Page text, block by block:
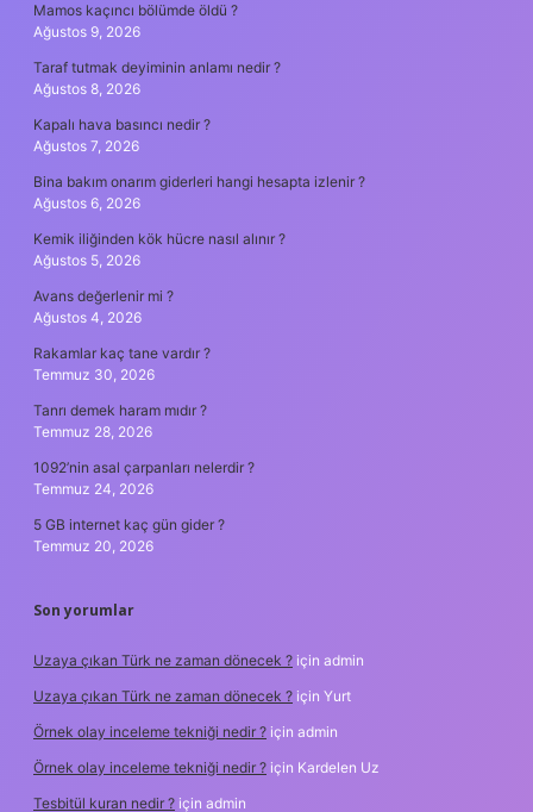
Mamos kaçıncı bölümde öldü ?
Ağustos 9, 2026
Taraf tutmak deyiminin anlamı nedir ?
Ağustos 8, 2026
Kapalı hava basıncı nedir ?
Ağustos 7, 2026
Bina bakım onarım giderleri hangi hesapta izlenir ?
Ağustos 6, 2026
Kemik iliğinden kök hücre nasıl alınır ?
Ağustos 5, 2026
Avans değerlenir mi ?
Ağustos 4, 2026
Rakamlar kaç tane vardır ?
Temmuz 30, 2026
Tanrı demek haram mıdır ?
Temmuz 28, 2026
1092’nin asal çarpanları nelerdir ?
Temmuz 24, 2026
5 GB internet kaç gün gider ?
Temmuz 20, 2026
Son yorumlar
Uzaya çıkan Türk ne zaman dönecek ? için admin
Uzaya çıkan Türk ne zaman dönecek ? için Yurt
Örnek olay inceleme tekniği nedir ? için admin
Örnek olay inceleme tekniği nedir ? için Kardelen Uz
Tesbitül kuran nedir ? için admin